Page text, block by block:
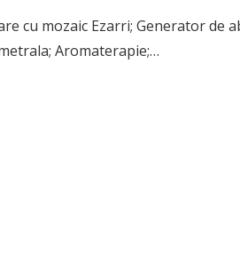
cu mozaic Ezarri; Generator de
Aromaterapie;…